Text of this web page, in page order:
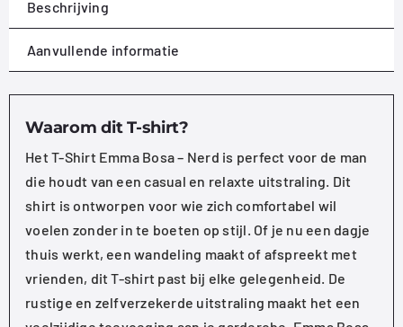
Beschrijving
Aanvullende informatie
Waarom dit T-shirt?
Het T-Shirt Emma Bosa – Nerd is perfect voor de man
die houdt van een casual en relaxte uitstraling. Dit
shirt is ontworpen voor wie zich comfortabel wil
voelen zonder in te boeten op stijl. Of je nu een dagje
thuis werkt, een wandeling maakt of afspreekt met
vrienden, dit T-shirt past bij elke gelegenheid. De
rustige en zelfverzekerde uitstraling maakt het een